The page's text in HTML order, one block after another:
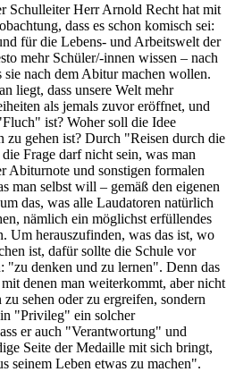
Schulleiter Herr Arnold Recht hat mit
dass es schon komisch sei:
für die Lebens- und Arbeitswelt der
mehr Schüler/-innen wissen – nach
nach dem Abitur machen wollen.
liegt, dass unsere Welt mehr
als jemals zuvor eröffnet, und
ist? Woher soll die Idee
gehen ist? Durch "Reisen durch die
Frage darf nicht sein, was man
Abiturnote und sonstigen formalen
man selbst will – gemäß den eigenen
das, was alle Laudatoren natürlich
nämlich ein möglichst erfüllendes
Um herauszufinden, was das ist, wo
ist, dafür sollte die Schule vor
"zu denken und zu lernen". Denn das
denen man weiterkommt, aber nicht
sehen oder zu ergreifen, sondern
"Privileg" ein solcher
er auch "Verantwortung" und
Seite der Medaille mit sich bringt,
seinem Leben etwas zu machen".